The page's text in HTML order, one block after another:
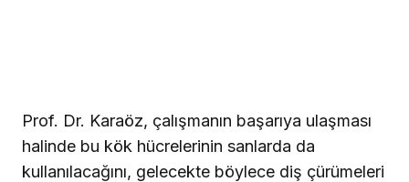
Prof. Dr. Karaöz, çalışmanın başarıya ulaşması
halinde bu kök hücrelerinin sanlarda da
kullanılacağını, gelecekte böylece diş çürümeleri